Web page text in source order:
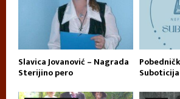
Slavica Jovanović – Nagrada
Sterijino pero